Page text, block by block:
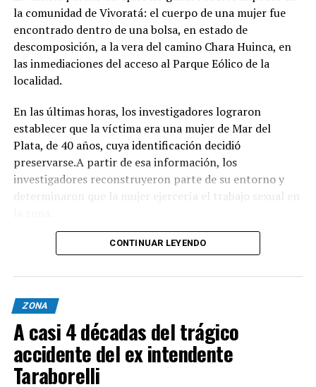
caliente mientras se disfruta de buena música es el plan
perfecto para escaparse de la rutina este fin de semana
largo.
INFORMACIÓN GENERAL DEL EVENTO
Evento: 30° Fiesta Nacional del Chocolate Artesanal
(ChocoGesell)
Fecha: Fin de semana largo del 17 de Agosto de 2026
Horario: De 11:00 a 21:00 hs.
Lugar: Pinar del Norte (Alameda 202 y Calle 303, Villa
Gesell)
visitantes
la comunidad de Vivoratá: el cuerpo de una mujer fue
encontrado dentro de una bolsa, en estado de
descomposición, a la vera del camino Chara Huinca, en
las inmediaciones del acceso al Parque Eólico de la
localidad.
En las últimas horas, los investigadores lograron
establecer que la víctima era una mujer de Mar del
Plata, de 40 años, cuya identificación decidió
preservarse.A partir de esa información, los
investigadores reconstruyeron parte de su entorno y
determinaron que la mujer ejercería el trabajo sexual en
Según el portal Mi8, pese a que la escena donde fue
encontrado el cuerpo presenta características
compatibles con un homicidio, el fiscal Ramiro Anchou
mantiene la causa caratulada como "averiguación de
causales de muerte", ya que los estudios forenses todavía
no lograron determinar con precisión cómo fue
asesinada la mujer.
Nuevas pericias
CONTINUAR LEYENDO
ZONA
A casi 4 décadas del trágico
accidente del ex intendente
Taraborelli